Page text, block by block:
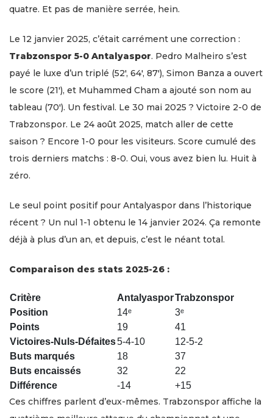
quatre. Et pas de manière serrée, hein.
Le 12 janvier 2025, c’était carrément une correction :
Trabzonspor 5-0 Antalyaspor. Pedro Malheiro s’est
payé le luxe d’un triplé (52′, 64′, 87′), Simon Banza a ouvert
le score (21′), et Muhammed Cham a ajouté son nom au
tableau (70′). Un festival. Le 30 mai 2025 ? Victoire 2-0 de
Trabzonspor. Le 24 août 2025, match aller de cette
saison ? Encore 1-0 pour les visiteurs. Score cumulé des
trois derniers matchs : 8-0. Oui, vous avez bien lu. Huit à
zéro.
Le seul point positif pour Antalyaspor dans l’historique
récent ? Un nul 1-1 obtenu le 14 janvier 2024. Ça remonte
déjà à plus d’un an, et depuis, c’est le néant total.
Comparaison des stats 2025-26 :
Critère AntalyasporTrabzonspor
Position
14ᵉ
3ᵉ
Points
19
41
Victoires-Nuls-Défaites5-4-10
12-5-2
Buts marqués
18
37
Buts encaissés
32
22
Différence
-14 +15
Ces chiffres parlent d’eux-mêmes. Trabzonspor affiche la